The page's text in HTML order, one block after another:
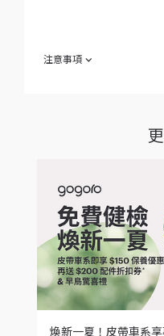
注意事項
（下稱「活動期間」
稱「智慧電動機車」
人/非法人團體車主、
Gogoro®特約推廣站人
完成試騎 Gogoro®
人完成試騎並提供試
料無誤者，即屬「成功
獲得「門市折抵金」之
薦，可享一次抽獎機會
可獲得「指定金額門市
為確保中獎者權益，參
供正確之個人資料（姓
人車牌號碼/訂單編號
為真實且處於可隨時正